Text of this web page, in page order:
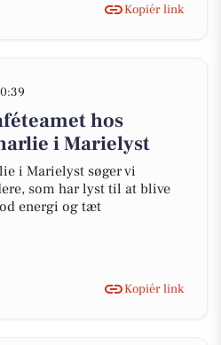
Kopiér link
hos
i Marielyst
i Marielyst søger vi
som har lyst til at blive
energi og tæt
Kopiér link